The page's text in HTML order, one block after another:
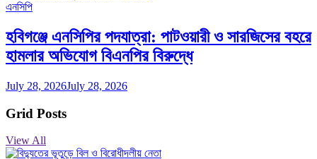
এনসিপি
হবিগঞ্জে এনসিপির পদযাত্রা: পাটওয়ারী ও সারজিসের বহরে
হামলার অভিযোগ বিএনপির বিরুদ্ধে
July 28, 2026July 28, 2026
Grid Posts
View All